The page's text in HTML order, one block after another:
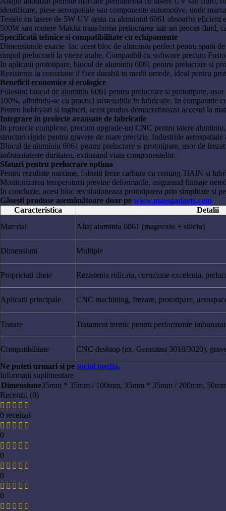
identificare, piese aerospatiale sau componente automotive, unde
Testele cu lasere de 5W UV arata ca aluminiul 6061 absoarbe
500W sau routere Makita transforma prelucrarea intr-un proces fluid,
Specificatii tehnice si compatibilitate cu echipamente
Dimensiunile exacte fac acest bloc de aluminiu perfect pentru spatii
timpul prelucrarii la viteze inalte. Compatibil cu software precum
In aplicatii prototipare, blocul de aluminiu 6061 pentru prelucrare si
Rezistenta la coroziune il face durabil in medii umede, ideal pentru
Beneficii economice si ecologice
Folosind blocul de aluminiu 6061 pentru prelucrare si prototipare,
100%, aliniindu-se cu practici sustenabile in fabricatie. In comparatie
Pentru hobbyisti si ingineri, acest produs democratizeaza accesul la
Integrare in proiecte avansate de fabricatie
In proiecte complexe, precum upgrade-uri CNC pentru taiere
structuri rigide pentru gravere de mare precizie. Industriile
Blocul de aluminiu 6061 pentru prelucrare si prototipare, usor de
imbunatateste duritatea, extinzand viata componentelor.
Sfaturi pentru prelucrare optima
Pentru rezultate maxime, folositi freze carbura cu coating TiAlN si
Monitorizarea temperaturii previne deformarile, asigurand finisaje
In concluzie, acest bloc revolutioneaza prototiparea prin simplitate si
Găsești produse asemănătoare doar pe www.massgadgets.com
Caracteristica
Detalii
Material
Aliaj aluminiu 6061 (magneziu + siliciu)
Dimensiuni Multiple
Proprietati cheie Rezistenta ridicata, coroziune excelenta,
Aplicatii principale CNC machining, frezare, prototipare,
Tratare Tratament termic pentru performante
Compatibilitate
CNC desktop (ex. Genmitsu 3018/3020),
Ne puteti urmari si pe social media.
Informații suplimentare
Dimensiune35mm * 35mm / 100mm, 35mm * 35mm / 200mm,
Recenzii (0)
0 recenzii
0
0
0
0